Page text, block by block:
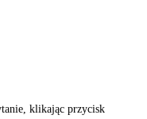
klikając przycisk